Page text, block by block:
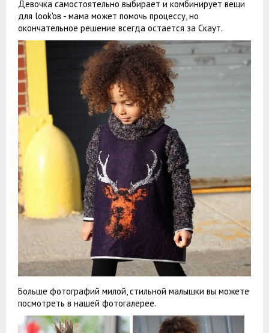
Девочка самостоятельно выбирает и комбинирует вещи
для look'oв - мама может помочь процессу, но
окончательное решение всегда остается за Скаут.
Больше фотографий милой, стильной малышки вы можете
посмотреть в нашей фотогалерее.